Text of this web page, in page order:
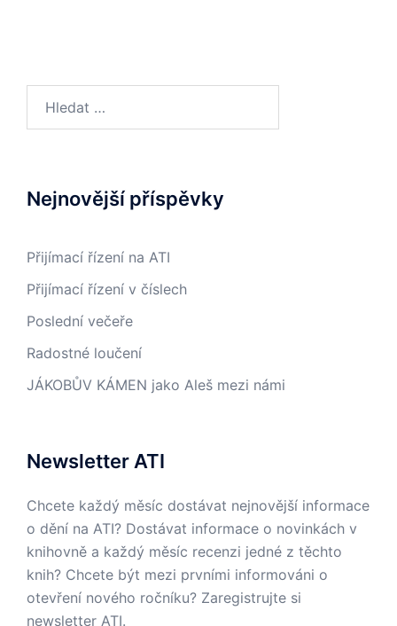
Nejnovější příspěvky
Přijímací řízení na ATI
Přijímací řízení v číslech
Poslední večeře
Radostné loučení
JÁKOBŮV KÁMEN jako Aleš mezi námi
Newsletter ATI
Chcete každý měsíc dostávat nejnovější informace
o dění na ATI? Dostávat informace o novinkách v
knihovně a každý měsíc recenzi jedné z těchto
knih? Chcete být mezi prvními informováni o
otevření nového ročníku? Zaregistrujte si
newsletter ATI.